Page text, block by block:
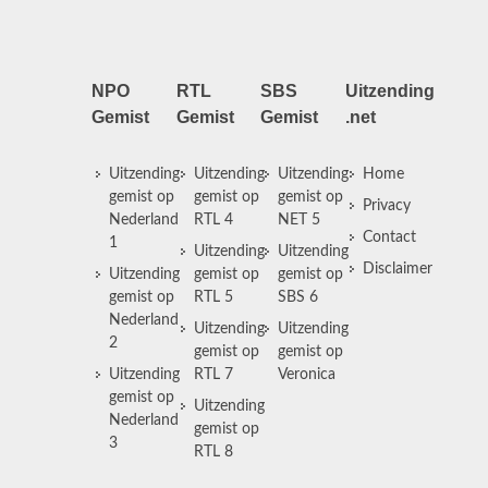
NPO
Gemist
Uitzending
gemist op
Nederland
1
Uitzending
gemist op
Nederland
2
Uitzending
gemist op
Nederland
3
RTL
Gemist
Uitzending
gemist op
RTL 4
Uitzending
gemist op
RTL 5
Uitzending
gemist op
RTL 7
Uitzending
gemist op
RTL 8
SBS
Gemist
Uitzending
gemist op
NET 5
Uitzending
gemist op
SBS 6
Uitzending
gemist op
Veronica
Uitzending
.net
Home
Privacy
Contact
Disclaimer